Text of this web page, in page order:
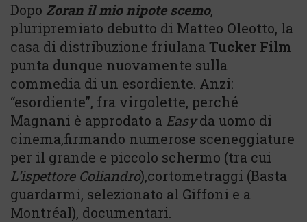
Dopo Zoran il mio nipote scemo,
pluripremiato debutto di Matteo Oleotto, la
casa di distribuzione friulana Tucker Film
punta dunque nuovamente sulla
commedia di un esordiente. Anzi:
“esordiente”, fra virgolette, perché
Magnani è approdato a Easyda uomo di
cinema,firmando numerose sceneggiature
per il grande e piccolo schermo (tra cui
L’ispettore Coliandro),cortometraggi (Basta
guardarmi, selezionato al Giffoni e a
Montréal), documentari.